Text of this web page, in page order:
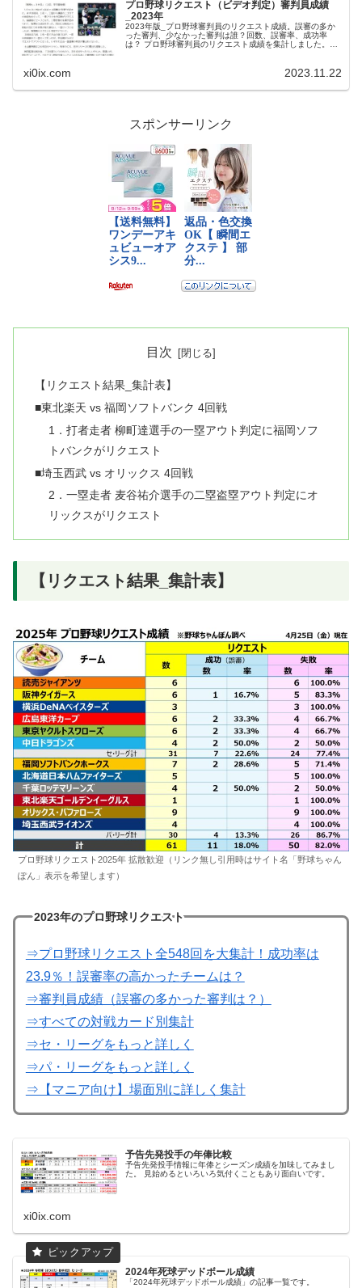
プロ野球リクエスト（ビデオ判定）審判員成績
_2023年
2023年版_プロ野球審判員のリクエスト成績。誤審の多か
った審判、少なかった審判は誰？回数、誤審率、成功率
は？ プロ野球審判員のリクエスト成績を集計しました。厳
xi0ix.com 2023.11.22
スポンサーリンク
目次
【リクエスト結果_集計表】
■東北楽天 vs 福岡ソフトバンク 4回戦
1．打者走者 柳町達選手の一塁アウト判定に福岡ソフ
トバンクがリクエスト
■埼玉西武 vs オリックス 4回戦
2．一塁走者 麦谷祐介選手の二塁盗塁アウト判定にオ
リックスがリクエスト
【リクエスト結果_集計表】
プロ野球リクエスト2025年 拡散歓迎（リンク無し引用時はサイト名「野球ちゃん
ぽん」表示を希望します）
2023年のプロ野球リクエスト
⇒プロ野球リクエスト全548回を大集計！成功率は
23.9％！誤審率の高かったチームは？
⇒審判員成績（誤審の多かった審判は？）
⇒すべての対戦カード別集計
⇒セ・リーグをもっと詳しく
⇒パ・リーグをもっと詳しく
⇒【マニア向け】場面別に詳しく集計
予告先発投手の年俸比較
予告先発投手情報に年俸とシーズン成績を加味してみまし
た。 見始めるといろいろ気付くこともあり面白いです。
xi0ix.com
2024年死球デッドボール成績
「2024年死球デッドボール成績」の記事一覧です。